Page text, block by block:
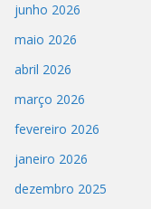
junho 2026
maio 2026
abril 2026
março 2026
fevereiro 2026
janeiro 2026
dezembro 2025